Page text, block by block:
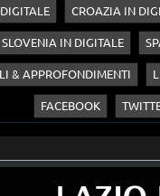
CROAZIA IN
SLOVENIA IN DIGITALE
& APPROFONDIMENTI
FACEBOOK